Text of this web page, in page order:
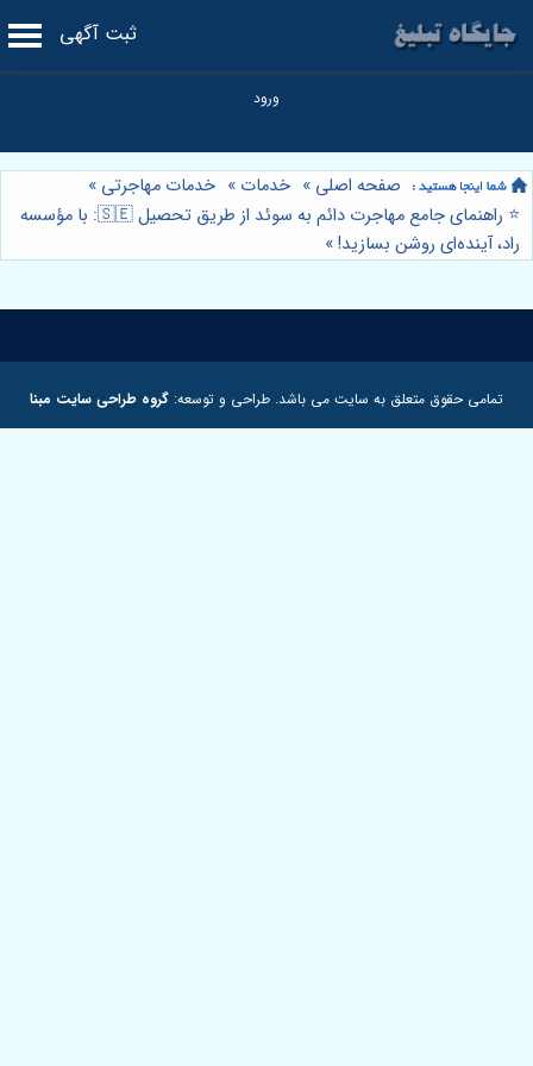
ثبت آگهی
صفحه اصلی » خدمات » خدمات مهاجرتی »
⭐️ راهنمای جامع مهاجرت دائم به سوئد از طریق تحصیل 🇸🇪: با مؤسسه
راد، آینده‌ای روشن بسازید!»
تمامی حقوق متعلق به سایت می باشد. طراحی و توسعه: گروه طراحی سایت مبنا